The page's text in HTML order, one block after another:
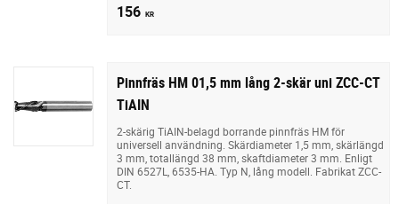
156 KR
Pinnfräs HM 01,5 mm lång 2-skär uni ZCC-CT
TiAIN
2-skärig TiAIN-belagd borrande pinnfräs HM för
universell användning. Skärdiameter 1,5 mm, skärlängd
3 mm, totallängd 38 mm, skaftdiameter 3 mm. Enligt
DIN 6527L, 6535-HA. Typ N, lång modell. Fabrikat ZCC-
CT.